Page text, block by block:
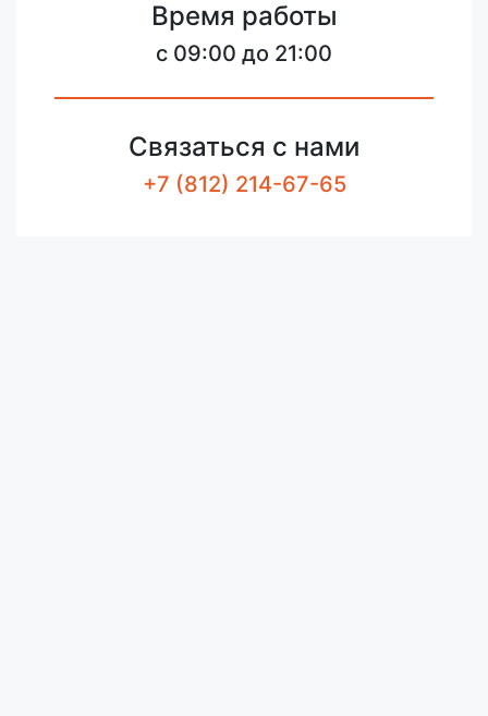
Время работы
c 09:00 до 21:00
Связаться с нами
+7 (812) 214-67-65